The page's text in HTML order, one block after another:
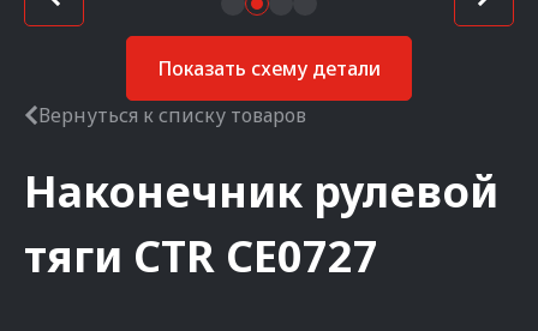
Показать схему детали
Вернуться к списку товаров
Наконечник рулевой
тяги CTR CE0727